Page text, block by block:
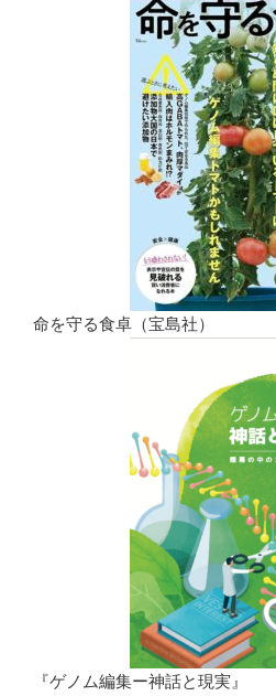
命を守る食卓（宝島社）
『ゲノム編集ー神話と現実』